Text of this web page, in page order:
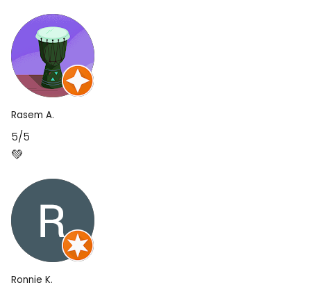
Rasem A.
5/5
💚
Ronnie K.